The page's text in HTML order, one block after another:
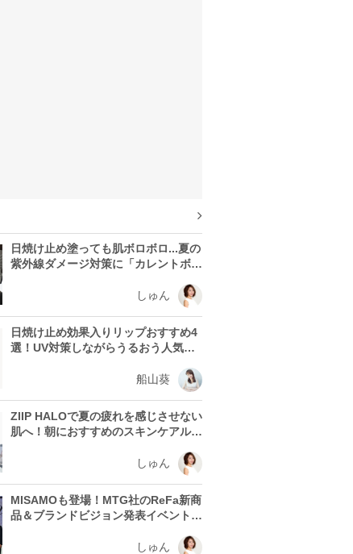
日焼け止め塗っても肌ボロボロ...夏の
紫外線ダメージ対策に「カレントボデ
しゅん
日焼け止め効果入りリップおすすめ4
選！UV対策しながらうるおう人気ア
船山葵
ZIIP HALOで夏の疲れを感じさせない
肌へ！朝におすすめのスキンケアルー
しゅん
MISAMOも登場！MTG社のReFa新商
品＆ブランドビジョン発表イベントレ
しゅん